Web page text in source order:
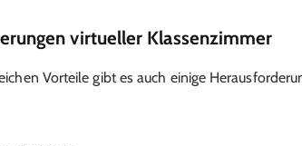
virtueller Klassenzimmer
Vorteile gibt es auch einige